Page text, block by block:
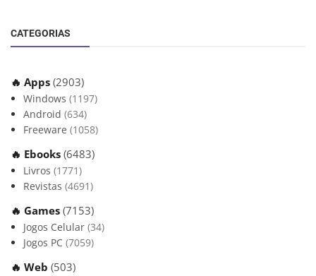
CATEGORIAS
🔥 Apps (2903)
Windows (1197)
Android (634)
Freeware (1058)
🔥 Ebooks (6483)
Livros (1771)
Revistas (4691)
🔥 Games (7153)
Jogos Celular (34)
Jogos PC (7059)
🔥 Web (503)